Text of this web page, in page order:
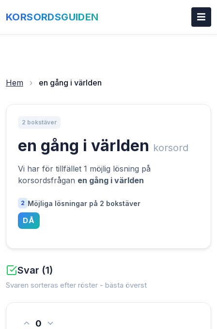
KORSORDSGUIDEN
Hem › en gång i världen
2 bokstäver
en gång i världen korsord
Vi har för tillfället 1 möjlig lösning på
korsordsfrågan en gång i världen
2 Möjliga lösningar på 2 bokstäver
DÅ
Svar (1)
Svaren sorteras efter röster - bästa överst
0